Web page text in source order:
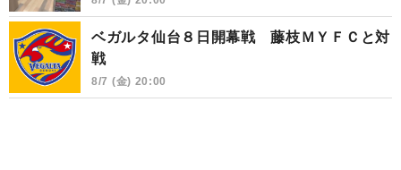
ベガルタ仙台８日開幕戦 藤枝ＭＹＦＣと対
戦
8/7 (金) 20:00